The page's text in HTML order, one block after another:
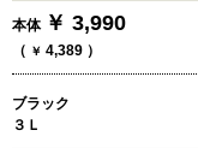
本体 ￥ 3,990
（ ￥ 4,389 ）
ブラック
３Ｌ